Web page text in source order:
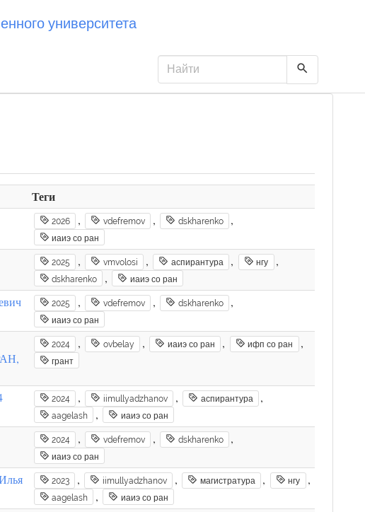
университета
Теги
2026 , vdefremov , dskharenko ,
иаиэ со ран
2025 , vmvolosi , аспирантура , нгу ,
dskharenko , иаиэ со ран
2025 , vdefremov , dskharenko ,
иаиэ со ран
2024 , ovbelay , иаиэ со ран , ифп со ран ,
грант
2024 , iimullyadzhanov , аспирантура ,
aagelash , иаиэ со ран
2024 , vdefremov , dskharenko ,
иаиэ со ран
2023 , iimullyadzhanov , магистратура , нгу ,
aagelash , иаиэ со ран